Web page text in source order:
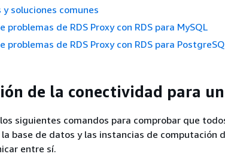
y soluciones comunes
problemas de RDS Proxy con RDS para MySQL
problemas de RDS Proxy con RDS para
de la conectividad para
siguientes comandos para comprobar que
la base de datos y las instancias de computación
entre sí.